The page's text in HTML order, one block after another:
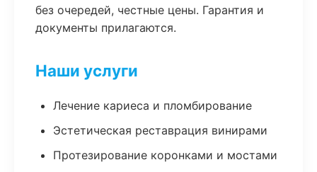
без очередей, честные цены. Гарантия и
документы прилагаются.
Наши услуги
Лечение кариеса и пломбирование
Эстетическая реставрация винирами
Протезирование коронками и мостами